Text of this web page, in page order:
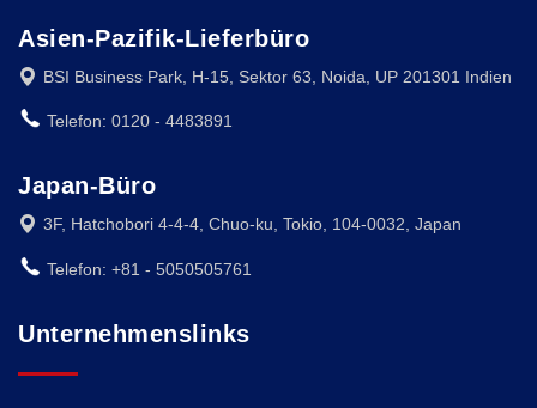
Asien-Pazifik-Lieferbüro
BSI Business Park, H-15, Sektor 63, Noida, UP 201301 Indien
Telefon: 0120 - 4483891
Japan-Büro
3F, Hatchobori 4-4-4, Chuo-ku, Tokio, 104-0032, Japan
Telefon: +81 - 5050505761
Unternehmenslinks